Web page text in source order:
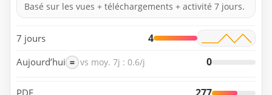
Basé sur les vues + téléchargements + activité 7 jours.
7 jours 4
Aujourd’hui = vs moy. 7j : 0.6/j 0